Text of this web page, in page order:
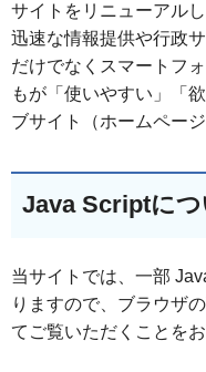
サイトをリニューアル
迅速な情報提供や行政
だけでなくスマートフ
もが「使いやすい」「
ブサイト（ホームペー
Java Scriptにつ
当サイトでは、一部
りますので、ブラウザ
てご覧いただくことをお